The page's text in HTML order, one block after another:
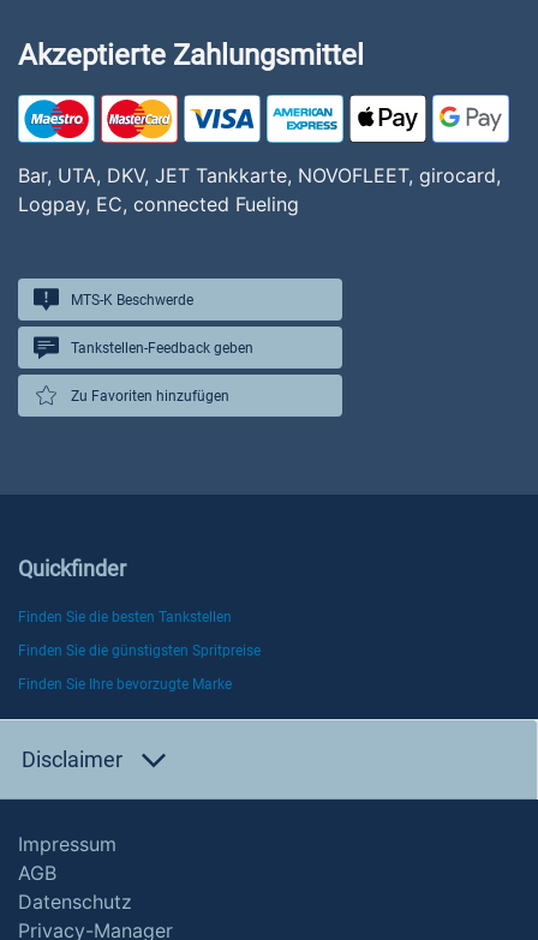
Akzeptierte Zahlungsmittel
Bar, UTA, DKV, JET Tankkarte, NOVOFLEET, girocard,
Logpay, EC, connected Fueling
MTS-K Beschwerde
Tankstellen-Feedback geben
Zu Favoriten hinzufügen
Quickfinder
Finden Sie die besten Tankstellen
Finden Sie die günstigsten Spritpreise
Finden Sie Ihre bevorzugte Marke
Disclaimer
Impressum
AGB
Datenschutz
Privacy-Manager